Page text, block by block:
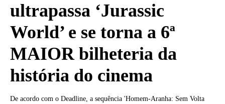
ultrapassa ‘Jurassic
World’ e se torna a 6ª
MAIOR bilheteria da
história do cinema
De acordo com o Deadline, a sequência 'Homem-Aranha: Sem Volta